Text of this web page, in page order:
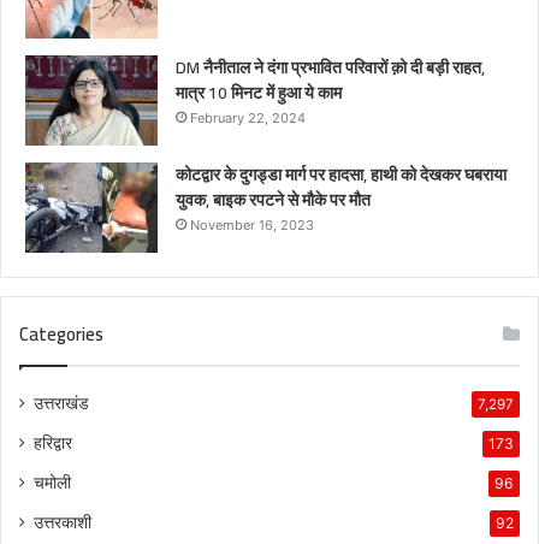
DM नैनीताल ने दंगा प्रभावित परिवारों क़ो दी बड़ी राहत,
मात्र 10 मिनट में हुआ ये काम
February 22, 2024
कोटद्वार के दुगड्डा मार्ग पर हादसा, हाथी को देखकर घबराया
युवक, बाइक रपटने से मौके पर मौत
November 16, 2023
Categories
उत्तराखंड 7,297
हरिद्वार 173
चमोली 96
उत्तरकाशी 92